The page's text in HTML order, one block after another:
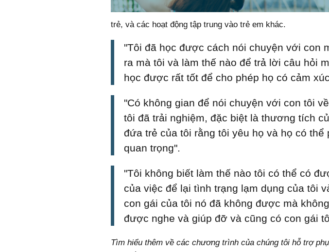
trẻ, và các hoạt động tập trung vào trẻ em khác.
"Tôi đã học được cách nói chuyện với con
ra mà tôi và làm thế nào để trả lời câu hỏi
học được rất tốt để cho phép họ có cảm
"Có không gian để nói chuyện với con tôi
tôi đã trải nghiệm, đặc biệt là thương tích
đứa trẻ của tôi rằng tôi yêu họ và họ có thể
quan trọng".
"Tôi không biết làm thế nào tôi có thể có
của việc để lại tình trạng lạm dụng của tôi
con gái của tôi nó đã không được mà
được nghe và giúp đỡ và cũng có con gái
Tìm hiểu thêm về các chương trình của chúng tôi hỗ trợ